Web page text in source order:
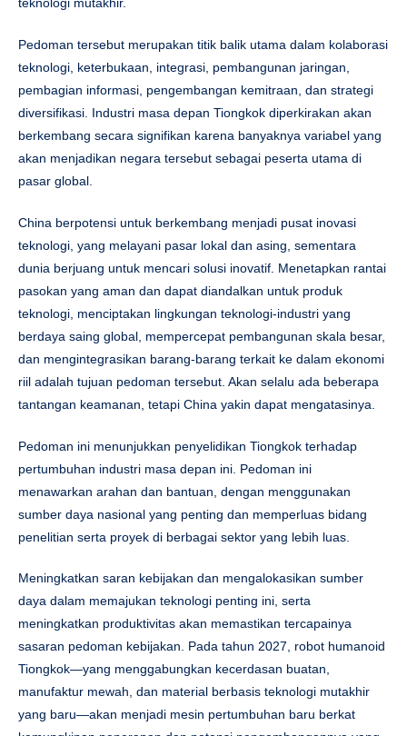
teknologi mutakhir.
Pedoman tersebut merupakan titik balik utama dalam kolaborasi
teknologi, keterbukaan, integrasi, pembangunan jaringan,
pembagian informasi, pengembangan kemitraan, dan strategi
diversifikasi. Industri masa depan Tiongkok diperkirakan akan
berkembang secara signifikan karena banyaknya variabel yang
akan menjadikan negara tersebut sebagai peserta utama di
pasar global.
China berpotensi untuk berkembang menjadi pusat inovasi
teknologi, yang melayani pasar lokal dan asing, sementara
dunia berjuang untuk mencari solusi inovatif. Menetapkan rantai
pasokan yang aman dan dapat diandalkan untuk produk
teknologi, menciptakan lingkungan teknologi-industri yang
berdaya saing global, mempercepat pembangunan skala besar,
dan mengintegrasikan barang-barang terkait ke dalam ekonomi
riil adalah tujuan pedoman tersebut. Akan selalu ada beberapa
tantangan keamanan, tetapi China yakin dapat mengatasinya.
Pedoman ini menunjukkan penyelidikan Tiongkok terhadap
pertumbuhan industri masa depan ini. Pedoman ini
menawarkan arahan dan bantuan, dengan menggunakan
sumber daya nasional yang penting dan memperluas bidang
penelitian serta proyek di berbagai sektor yang lebih luas.
Meningkatkan saran kebijakan dan mengalokasikan sumber
daya dalam memajukan teknologi penting ini, serta
meningkatkan produktivitas akan memastikan tercapainya
sasaran pedoman kebijakan. Pada tahun 2027, robot humanoid
Tiongkok—yang menggabungkan kecerdasan buatan,
manufaktur mewah, dan material berbasis teknologi mutakhir
yang baru—akan menjadi mesin pertumbuhan baru berkat